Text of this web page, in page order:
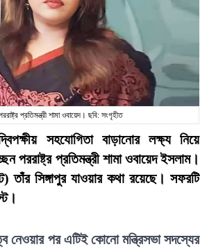
প্রতিমন্ত্রী শামা ওবায়েদ। ছবি: সংগৃহীত
সহযোগিতা বাড়ানোর লক্ষ্য নিয়ে
পররাষ্ট্র প্রতিমন্ত্রী শামা ওবায়েদ ইসলাম।
সিঙ্গাপুর যাওয়ার কথা রয়েছে। সফরটি
নেওয়ার পর এটিই কোনো মন্ত্রিসভা সদস্যের